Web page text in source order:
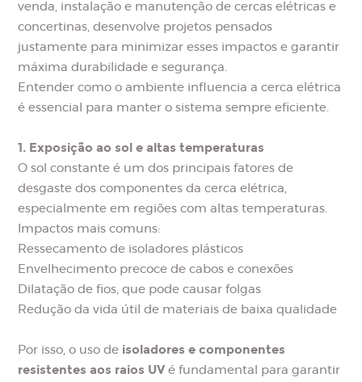
venda, instalação e manutenção de cercas elétricas e
concertinas, desenvolve projetos pensados
justamente para minimizar esses impactos e garantir
máxima durabilidade e segurança.
Entender como o ambiente influencia a cerca elétrica
é essencial para manter o sistema sempre eficiente.
1. Exposição ao sol e altas temperaturas
O sol constante é um dos principais fatores de
desgaste dos componentes da cerca elétrica,
especialmente em regiões com altas temperaturas.
Impactos mais comuns:
Ressecamento de isoladores plásticos
Envelhecimento precoce de cabos e conexões
Dilatação de fios, que pode causar folgas
Redução da vida útil de materiais de baixa qualidade
Por isso, o uso de isoladores e componentes
resistentes aos raios UV é fundamental para garantir